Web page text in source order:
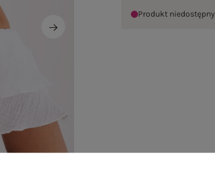
Produkt niedostępny